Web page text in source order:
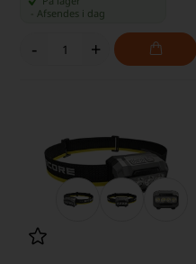
-Afsendes i dag
- +